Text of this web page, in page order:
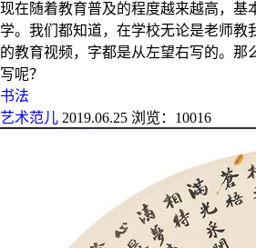
现在随着教育普及的程度越来越高，基
学。我们都知道，在学校无论是老师教
的教育视频，字都是从左望右写的。那
写呢？
书法
艺术范儿 2019.06.25 浏览：10016